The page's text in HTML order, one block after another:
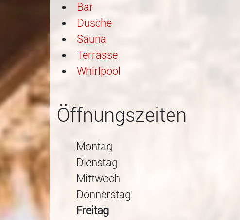
Bar
Dusche
Sauna
Terrasse
Whirlpool
Öffnungszeiten
Montag
Dienstag
Mittwoch
Donnerstag
Freitag